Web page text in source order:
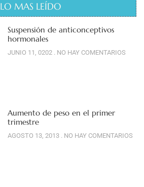
LO MAS LEÍDO
Suspensión de anticonceptivos
hormonales
JUNIO 11, 0202 NO HAY COMENTARIOS
Aumento de peso en el primer
trimestre
AGOSTO 13, 2013 NO HAY COMENTARIOS